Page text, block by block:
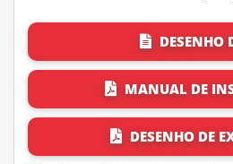
DESENHO
MANUAL DE
DESENHO DE